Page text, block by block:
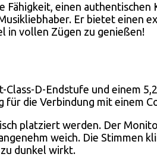
einen
Er bietet einen
in vollen Zügen zu genießen!
Class-D-Endstufe und einem
für die Verbindung mit einem
platziert werden. Der
weich. Die Stimmen
dunkel wirkt.